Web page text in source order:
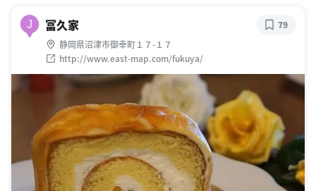
J 冨久家
静岡県沼津市御幸町１７-１７
http://www.east-map.com/fukuya/
79